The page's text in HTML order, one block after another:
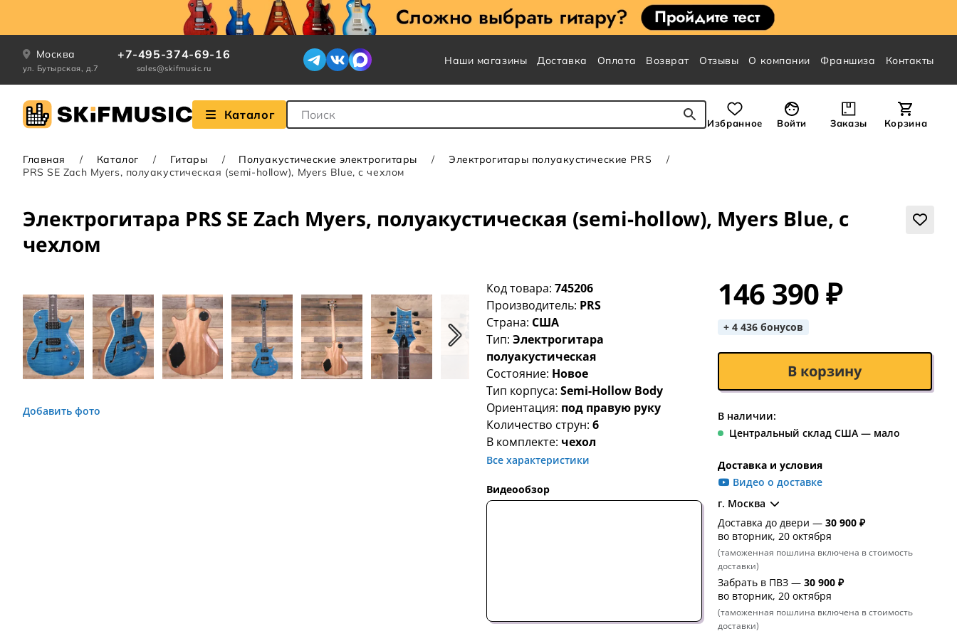
Москва
ул. Бутырская, д.7
+7-495-374-69-16
sales@skifmusic.ru
Наши магазины Доставка Оплата Возврат Отзывы О компании Франшиза Контакты
Каталог Поле для Поиска
Избранное Войти Заказы Корзина
Главная Каталог Гитары Полуакустические электрогитары
Электрогитары полуакустические PRS
PRS SE Zach Myers, полуакустическая (semi-hollow), Myers Blue, с чехлом
Электрогитара PRS SE Zach Myers, полуакустическая (semi-hollow), Myers Blue, с
чехлом
Добавить фото
Код товара:745206
Производитель: PRS
Страна: США
Тип:Электрогитара
полуакустическая
Состояние: Новое
Тип корпуса:Semi-Hollow Body
Ориентация: под правую руку
Количество струн:6
В комплекте: чехол
Все характеристики
Видеообзор
146 390 ₽
+ 4 436 бонусов
В корзину
В наличии:
Центральный склад США — мало
Доставка и условия
Видео о доставке
г. Москва
Доставка до двери — 30 900 ₽
во вторник, 20 октября
(таможенная пошлина включена в стоимость
доставки)
Забрать в ПВЗ — 30 900 ₽
во вторник, 20 октября
(таможенная пошлина включена в стоимость
доставки)